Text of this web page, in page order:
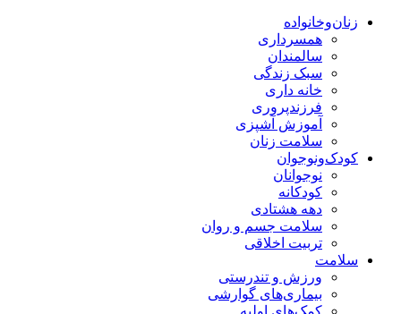
زنان‌وخانواده
همسرداری
سالمندان
سبک زندگی
خانه داری
فرزندپروری
آموزش آشپزی
سلامت زنان
کودک‌ونوجوان
نوجوانان
کودکانه
دهه هشتادی
سلامت جسم و روان
تربیت اخلاقی
سلامت
ورزش و تندرستی
بیماری‌های گوارشی